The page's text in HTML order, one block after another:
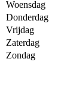
Woensdag
Donderdag
Vrijdag
Zaterdag
Zondag